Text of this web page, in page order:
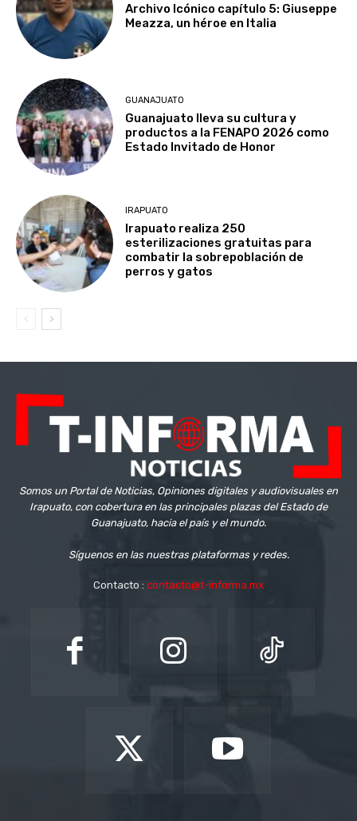
Archivo Icónico capítulo 5: Giuseppe
Meazza, un héroe en Italia
GUANAJUATO
Guanajuato lleva su cultura y
productos a la FENAPO 2026 como
Estado Invitado de Honor
IRAPUATO
Irapuato realiza 250
esterilizaciones gratuitas para
combatir la sobrepoblación de
perros y gatos
Somos un Portal de Noticias, Opiniones digitales y audiovisuales en
Irapuato, con cobertura en las principales plazas del Estado de
Guanajuato, hacia el país y el mundo.
Síguenos en las nuestras plataformas y redes.
Contacto : contacto@t-informa.mx